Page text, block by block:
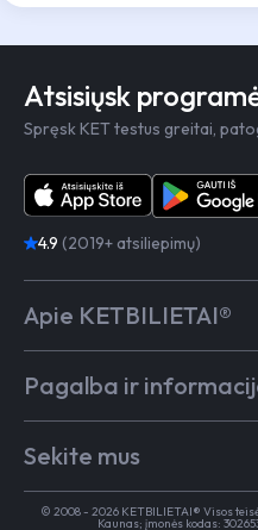
Atsisiųsk
Spręsk KET testus greitai,
4.9 (2019+ atsiliepimų)
Apie KETBILIETAI®
Kaip mokytis
Testai
Test in English
Kontaktai
Vairavimo mokykloms
Apie KETBILIETAI®
Pagalba ir
Dažniausiai užduodami
Egzaminai Regitroje
Medicininė pažyma
Sekite mus
TikTok
© 2008 - 2026 KETBILIETAI® Visos
Kaunas; įmonės kodas: